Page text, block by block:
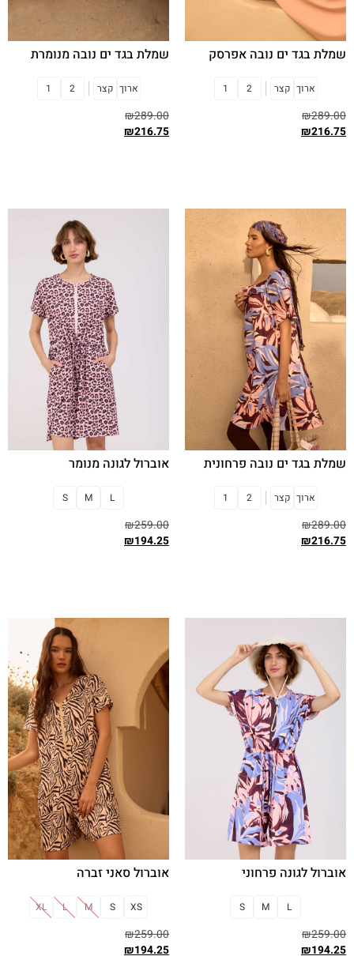
שמלת בגד ים נובה אפרסק
ארוך קצר 2
1
₪289.00
₪216.75
שמלת בגד ים נובה מנומרת
ארוך קצר 2
1
₪289.00
₪216.75
שמלת בגד ים נובה פרחונית
ארוך קצר 2
1
₪289.00
₪216.75
אוברול לגונה מנומר
L
M
S
₪259.00
₪194.25
אוברול לגונה פרחוני
L
M
S
₪259.00
₪194.25
אוברול סאני זברה
XS
S
M
L
XL
₪259.00
₪194.25